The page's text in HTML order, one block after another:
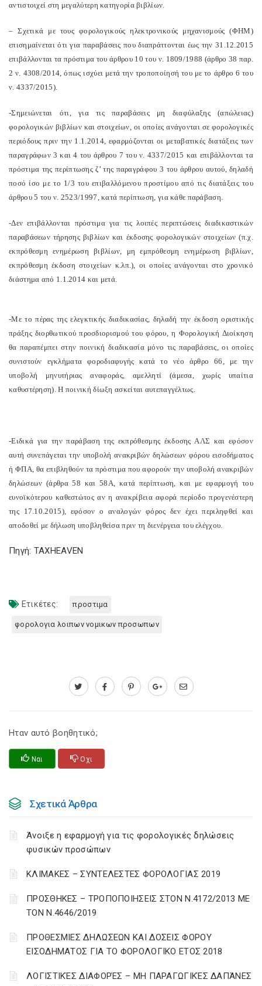
αντιστοιχεί στη μεγαλύτερη κατηγορία βιβλίων.
– Σχετικά με τους φορολογικούς ηλεκτρονικούς μηχανισμούς (ΦΗΜ)
επισημαίνεται ότι για παραβάσεις που διαπράττονται έως την 31.12.2015
επιβάλλονται τα πρόστιμα του άρθρου 10 του ν. 1809/1988 (άρθρο 38 παρ.
2 ν. 4308/2014, όπως ισχύει μετά την τροποποίησή του με το άρθρο 6 του
ν. 4337/2015).
-Σημειώνεται ότι, για τις παραβάσεις μη διαφύλαξης (απώλειας)
φορολογικών βιβλίων και στοιχείων, οι οποίες ανάγονται σε φορολογικές
περιόδους πριν την 1.1.2014, εφαρμόζονται οι μεταβατικές διατάξεις των
παραγράφων 3 και 4 του άρθρου 7 του ν. 4337/2015 και επιβάλλονται τα
πρόστιμα της περίπτωσης ζ’ της παραγράφου 3 του άρθρου αυτού, δηλαδή
ποσό ίσο με το 1/3 του επιβαλλόμενου προστίμου από τις διατάξεις του
άρθρου 5 του ν. 2523/1997, κατά περίπτωση, για κάθε παράβαση.
-Δεν επιβάλλονται πρόστιμα για τις λοιπές περιπτώσεις διαδικαστικών
παραβάσεων τήρησης βιβλίων και έκδοσης φορολογικών στοιχείων (π.χ.
εκπρόθεσμη ενημέρωση βιβλίων, μη εμπρόθεσμη ενημέρωση βιβλίων,
εκπρόθεσμη έκδοση στοιχείων κ.λπ.), οι οποίες ανάγονται στο χρονικό
διάστημα από 1.1.2014 και μετά.
-Με το πέρας της ελεγκτικής διαδικασίας, δηλαδή την έκδοση οριστικής
πράξης διορθωτικού προσδιορισμού του φόρου, η Φορολογική Διοίκηση
θα παραπέμπει στην ποινική διαδικασία μόνο τις παραβάσεις, οι οποίες
συνιστούν εγκλήματα φοροδιαφυγής κατά το νέο άρθρο 66, με την
υποβολή μηνυτήριας αναφοράς, αμελλητί (άμεσα, χωρίς υπαίτια
καθυστέρηση). Η ποινική δίωξη ασκείται αυτεπαγγέλτως.
-Ειδικά για την παράβαση της εκπρόθεσμης έκδοσης ΑΛΣ και εφόσον
αυτή συνεπάγεται την υποβολή ανακριβών δηλώσεων φόρου εισοδήματος
ή ΦΠΑ, θα επιβληθούν τα πρόστιμα που αφορούν την υποβολή ανακριβών
δηλώσεων (άρθρα 58 και 58Α, κατά περίπτωση, και με εφαρμογή του
ευνοϊκότερου καθεστώτος αν η ανακρίβεια αφορά περίοδο προγενέστερη
της 17.10.2015), εφόσον ο αναλογών φόρος δεν έχει περιληφθεί και
αποδοθεί με δήλωση υποβληθείσα πριν τη διενέργεια του ελέγχου.
Πηγή: TAXHEAVEN
Ετικέτες: προστιμα
φορολογια λοιπων νομικων προσωπων
Ηταν αυτό βοηθητικό;
Ναι Οχι
Σχετικά Άρθρα
Άνοιξε η εφαρμογή για τις φορολογικές δηλώσεις
φυσικών προσώπων
ΚΛΙΜΑΚΕΣ – ΣΥΝΤΕΛΕΣΤΕΣ ΦΟΡΟΛΟΓΙΑΣ 2019
ΠΡΟΣΘΗΚΕΣ – ΤΡΟΠΟΠΟΙΗΣΕΙΣ ΣΤΟΝ Ν.4172/2013 ΜΕ
ΤΟΝ Ν.4646/2019
ΠΡΟΘΕΣΜΙΕΣ ΔΗΛΩΣΕΩΝ ΚΑΙ ΔΟΣΕΙΣ ΦΟΡΟΥ
ΕΙΣΟΔΗΜΑΤΟΣ ΓΙΑ ΤΟ ΦΟΡΟΛΟΓΙΚΟ ΕΤΟΣ 2018
ΛΟΓΙΣΤΙΚΈΣ ΔΙΑΦΟΡΈΣ – ΜΗ ΠΑΡΑΓΩΓΙΚΈΣ ΔΑΠΆΝΕΣ